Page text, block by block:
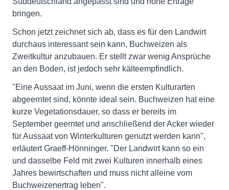
bringen.
Schon jetzt zeichnet sich ab, dass es für den Landwirt
durchaus interessant sein kann, Buchweizen als
Zweitkultur anzubauen. Er stellt zwar wenig Ansprüche
an den Boden, ist jedoch sehr kälteempfindlich.
"Eine Aussaat im Juni, wenn die ersten Kulturarten
abgeerntet sind, könnte ideal sein. Buchweizen hat eine
kurze Vegetationsdauer, so dass er bereits im
September geerntet und anschließend der Acker wieder
für Aussaat von Winterkulturen genutzt werden kann",
erläutert Graeff-Hönninger. "Der Landwirt kann so ein
und dasselbe Feld mit zwei Kulturen innerhalb eines
Jahres bewirtschaften und muss nicht alleine vom
Buchweizenertrag leben".